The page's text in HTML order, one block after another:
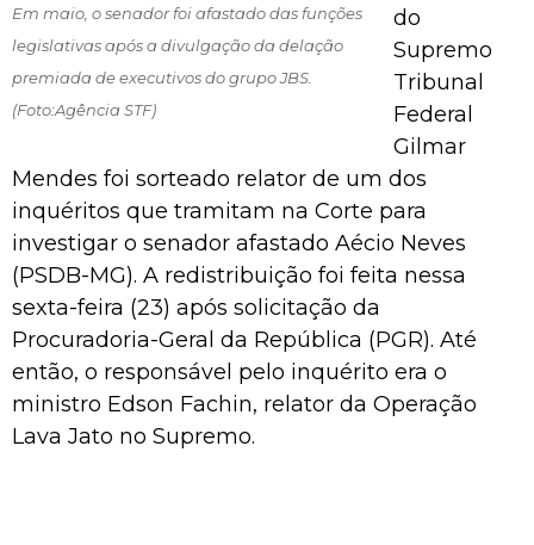
Em maio, o senador foi afastado das funções
legislativas após a divulgação da delação
premiada de executivos do grupo JBS.
(Foto:Agência STF)
do
Supremo
Tribunal
Federal
Gilmar
Mendes foi sorteado relator de um dos
inquéritos que tramitam na Corte para
investigar o senador afastado Aécio Neves
(PSDB-MG). A redistribuição foi feita nessa
sexta-feira (23) após solicitação da
Procuradoria-Geral da República (PGR). Até
então, o responsável pelo inquérito era o
ministro Edson Fachin, relator da Operação
Lava Jato no Supremo.